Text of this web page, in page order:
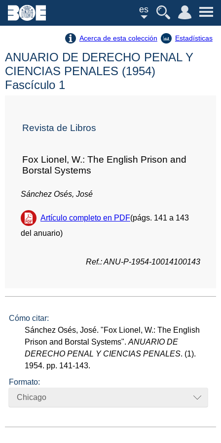
es
Acerca de esta colección Estadísticas
ANUARIO DE DERECHO PENAL Y
CIENCIAS PENALES (1954)
Fascículo 1
Revista de Libros
Fox Lionel, W.: The English Prison and
Borstal Systems
Sánchez Osés, José
Artículo completo en PDF(págs. 141 a 143
del anuario)
Ref.: ANU-P-1954-10014100143
Cómo citar:
Sánchez Osés, José. "Fox Lionel, W.: The English
Prison and Borstal Systems".ANUARIO DE
DERECHO PENAL Y CIENCIAS PENALES. (1).
1954. pp. 141-143.
Formato:
Chicago